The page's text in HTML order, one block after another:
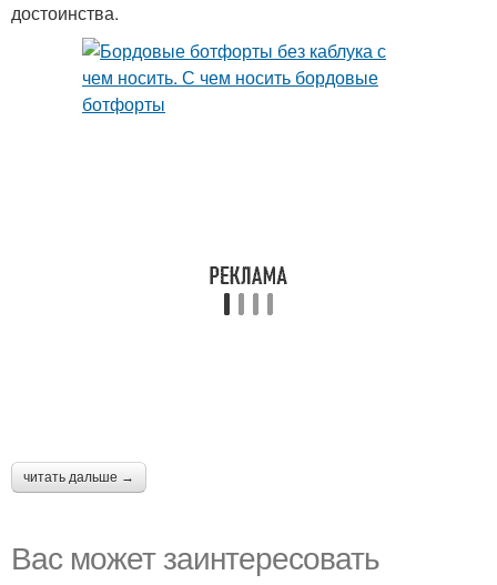
достоинства.
читать дальше →
Вас может заинтересовать